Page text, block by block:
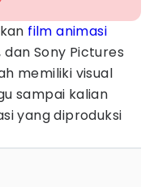
film animasi
Sony Pictures
memiliki visual
sampai kalian
yang diproduksi